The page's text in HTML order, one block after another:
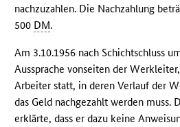
nachzuzahlen. Die Nachzahlung
500 DM.
Am 3.10.1956 nach Schichtschluss
Aussprache vonseiten der
Arbeiter statt, in deren Verlauf der
das Geld nachgezahlt werden muss.
erklärte, dass er dazu keine